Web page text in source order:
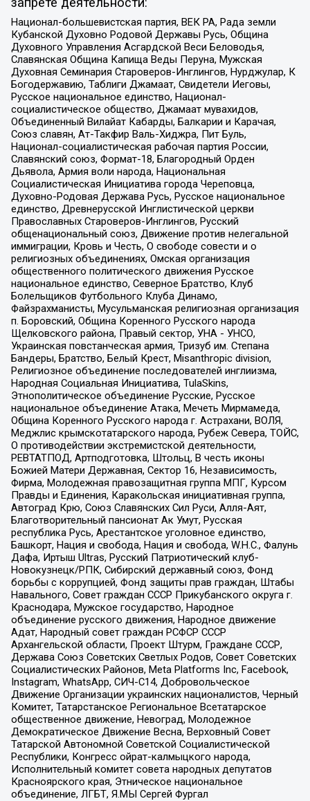
Национал-большевистская партия, ВЕК РА, Рада земли
Кубанской Духовно Родовой Державы Русь, Община
Духовного Управления Асгардской Веси Беловодья,
Славянская Община Капища Веды Перуна, Мужская
Духовная Семинария Староверов-Инглингов, Нурджулар, К
Богодержавию, Таблиги Джамаат, Свидетели Иеговы,
Русское национальное единство, Национал-
социалистическое общество, Джамаат мувахидов,
Объединенный Вилайат Кабарды, Балкарии и Карачая,
Союз славян, Ат-Такфир Валь-Хиджра, Пит Буль,
Национал-социалистическая рабочая партия России,
Славянский союз, Формат-18, Благородный Орден
Дьявола, Армия воли народа, Национальная
Социалистическая Инициатива города Череповца,
Духовно-Родовая Держава Русь, Русское национальное
единство, Древнерусской Инглистической церкви
Православных Староверов-Инглингов, Русский
общенациональный союз, Движение против нелегальной
иммиграции, Кровь и Честь, О свободе совести и о
религиозных объединениях, Омская организация
общественного политического движения Русское
национальное единство, Северное Братство, Клуб
Болельщиков Футбольного Клуба Динамо,
Файзрахманисты, Мусульманская религиозная организация
п. Боровский, Община Коренного Русского народа
Щелковского района, Правый сектор, УНА - УНСО,
Украинская повстанческая армия, Тризуб им. Степана
Бандеры, Братство, Белый Крест, Misanthropic division,
Религиозное объединение последователей инглиизма,
Народная Социальная Инициатива, TulaSkins,
Этнополитическое объединение Русские, Русское
национальное объединение Атака, Мечеть Мирмамеда,
Община Коренного Русского народа г. Астрахани, ВОЛЯ,
Меджлис крымскотатарского народа, Рубеж Севера, ТОЙС,
О противодействии экстремистской деятельности,
РЕВТАТПОД, Артподготовка, Штольц, В честь иконы
Божией Матери Державная, Сектор 16, Независимость,
Фирма, Молодежная правозащитная группа МПГ, Курсом
Правды и Единения, Каракольская инициативная группа,
Автоград Крю, Союз Славянских Сил Руси, Алля-Аят,
Благотворительный пансионат Ак Умут, Русская
республика Русь, Арестантское уголовное единство,
Башкорт, Нация и свобода, Нация и свобода, W.H.С., Фалунь
Дафа, Иртыш Ultras, Русский Патриотический клуб-
Новокузнецк/РПК, Сибирский державный союз, Фонд
борьбы с коррупцией, Фонд защиты прав граждан, Штабы
Навального, Совет граждан СССР Прикубанского округа г.
Краснодара, Мужское государство, Народное
объединение русского движения, Народное движение
Адат, Народный совет граждан РСФСР СССР
Архангельской области, Проект Штурм, Граждане СССР,
Держава Союз Советских Светлых Родов, Совет Советских
Социалистических Районов, Meta Platforms Inc, Facebook,
Instagram, WhatsApp, СИЧ-С14, Добровольческое
Движение Организации украинских националистов, Черный
Комитет, Татарстанское Региональное Всетатарское
общественное движение, Невоград, Молодежное
Демократическое Движение Весна, Верховный Совет
Татарской Автономной Советской Социалистической
Республики, Конгресс ойрат-калмыцкого народа,
Исполнительный комитет совета народных депутатов
Красноярского края, Этническое национальное
объединение, ЛГБТ, Я.МЫ Сергей Фургал